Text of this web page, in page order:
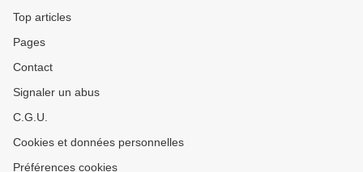
Top articles
Pages
Contact
Signaler un abus
C.G.U.
Cookies et données personnelles
Préférences cookies